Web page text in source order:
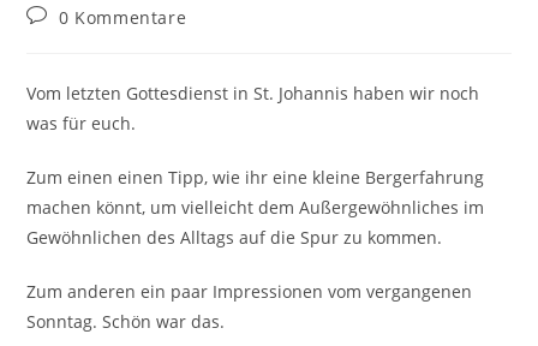
0 Kommentare
Vom letzten Gottesdienst in St. Johannis haben wir noch
was für euch.
Zum einen einen Tipp, wie ihr eine kleine Bergerfahrung
machen könnt, um vielleicht dem Außergewöhnliches im
Gewöhnlichen des Alltags auf die Spur zu kommen.
Zum anderen ein paar Impressionen vom vergangenen
Sonntag. Schön war das.